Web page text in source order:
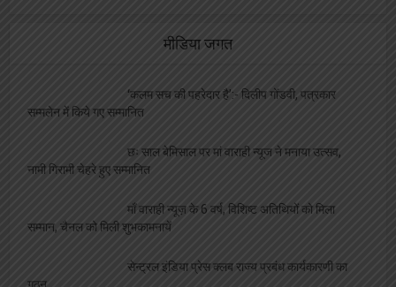
मीडिया जगत
‘कलम सच की पहरेदार है’:- दिलीप गोंडवी, पत्रकार
सम्मलेन में किये गए सम्मानित
छः साल बेमिसाल पर मां वाराही न्यूज ने मनाया उत्सव,
नामी गिरामी चेहरे हुए सम्मानित
माँ वाराही न्यूज़ के 6 वर्ष, विशिष्ट अतिथियों को मिला
सम्मान, चैनल को मिली शुभकामनायें
सेन्ट्रल इंडिया प्रेस क्लब राज्य प्रबंध कार्यकारणी का
गठन